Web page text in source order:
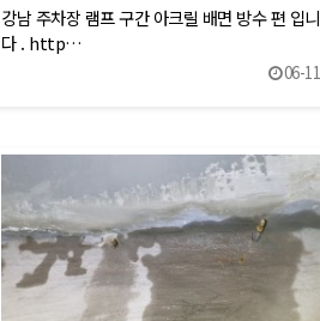
강남 주차장 램프 구간 아크릴 배면 방수 편 입니
다 . http…
06-11